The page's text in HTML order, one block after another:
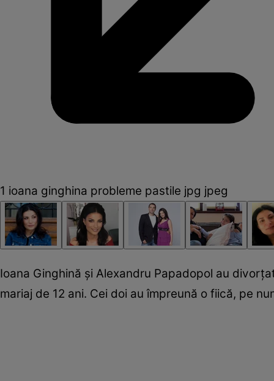
1 ioana ginghina probleme pastile jpg jpeg
Ioana Ginghină şi Alexandru Papadopol au
mariaj de 12 ani. Cei doi au împreună o fiică, pe